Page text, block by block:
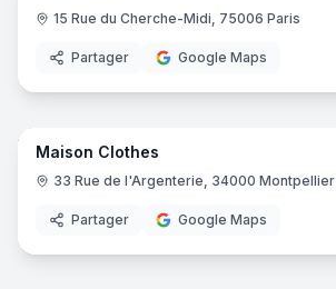
15 Rue du Cherche-Midi, 75006 Paris
Partager Google Maps
Maison Clothes
33 Rue de l'Argenterie, 34000 Montpellier
Partager Google Maps